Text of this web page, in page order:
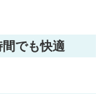
でも快適